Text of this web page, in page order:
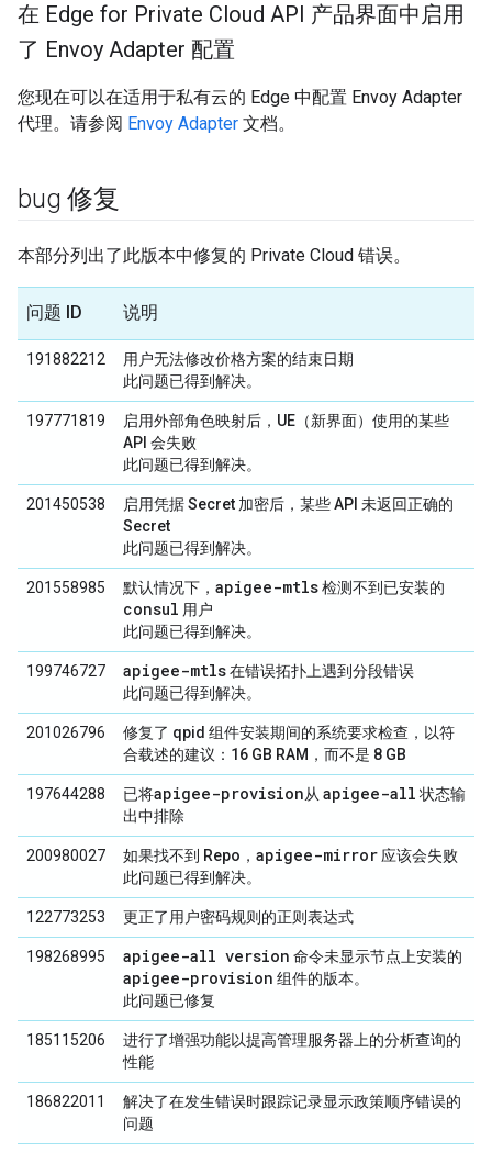
在 Edge for Private Cloud API 产品界面中启用
了 Envoy Adapter 配置
您现在可以在适用于私有云的 Edge 中配置 Envoy Adapter
代理。请参阅 Envoy Adapter 文档。
bug 修复
本部分列出了此版本中修复的 Private Cloud 错误。
问题 ID 说明
191882212
用户无法修改价格方案的结束日期
此问题已得到解决。
197771819
启用外部角色映射后，UE（新界面）使用的某些
API 会失败
此问题已得到解决。
201450538
启用凭据 Secret 加密后，某些 API 未返回正确的
Secret
此问题已得到解决。
201558985 默认情况下， apigee-mtls检测不到已安装的
consul 用户
此问题已得到解决。
199746727 apigee-mtls在错误拓扑上遇到分段错误
此问题已得到解决。
201026796
修复了 qpid 组件安装期间的系统要求检查，以符
合载述的建议：16 GB RAM，而不是 8 GB
197644288 已将apigee-provision从 apigee-all 状态输
出中排除
200980027 如果找不到 Repo， apigee-mirror 应该会失败
此问题已得到解决。
122773253 更正了用户密码规则的正则表达式
198268995 apigee-all version 命令未显示节点上安装的
apigee-provision 组件的版本。
此问题已修复
185115206
进行了增强功能以提高管理服务器上的分析查询的
性能
186822011
解决了在发生错误时跟踪记录显示政策顺序错误的
问题